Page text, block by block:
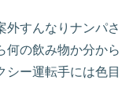
外すんなりナンパさ
何の飲み物か分から
シー運転手には色目